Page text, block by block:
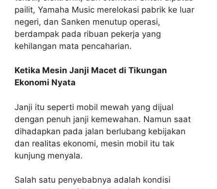
pailit, Yamaha Music merelokasi pabrik ke luar
negeri, dan Sanken menutup operasi,
berdampak pada ribuan pekerja yang
kehilangan mata pencaharian.
Ketika Mesin Janji Macet di Tikungan
Ekonomi Nyata
Janji itu seperti mobil mewah yang dijual
dengan penuh janji kemewahan. Namun saat
dihadapkan pada jalan berlubang kebijakan
dan realitas ekonomi, mesin mobil itu tak
kunjung menyala.
Salah satu penyebabnya adalah kondisi